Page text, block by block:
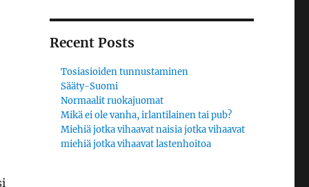
Recent Posts
Tosiasioiden tunnustaminen
Sääty-Suomi
Normaalit ruokajuomat
Mikä ei ole vanha, irlantilainen tai pub?
Miehiä jotka vihaavat naisia jotka vihaavat
miehiä jotka vihaavat lastenhoitoa